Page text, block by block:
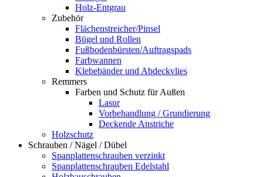
Holz-Entgrau
Zubehör
Flächenstreicher/Pinsel
Bügel und Rollen
Fußbodenbürsten/Auftragspads
Farbwannen
Klebebänder und Abdeckvlies
Remmers
Farben und Schutz für Außen
Lasur
Vorbehandlung / Grundierung
Deckende Anstriche
Holzschutz
Schrauben / Nägel / Dübel
Spanplattenschrauben verzinkt
Spanplattenschrauben Edelstahl